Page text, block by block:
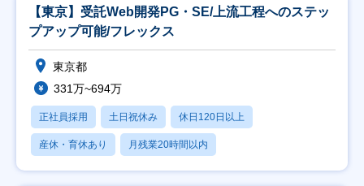
【東京】受託Web開発PG・SE/上流工程へのステッ
プアップ可能/フレックス
東京都
331万~694万
正社員採用 土日祝休み 休日120日以上
産休・育休あり 月残業20時間以内